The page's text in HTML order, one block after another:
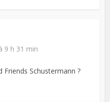
9 h 31 min
Friends Schustermann ?